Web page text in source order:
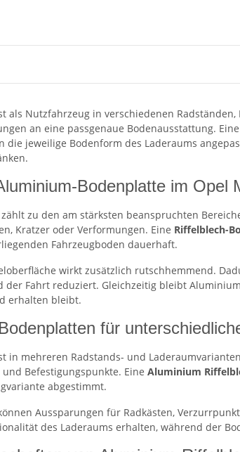
als Nutzfahrzeug in verschiedenen
an eine passgenaue Bodenausstattung. Eine
die jeweilige Bodenform des Laderaums
Bodenplatte im Opel
zu den am stärksten beanspruchten
Kratzer oder Verformungen. Eine Riffelblech-
Fahrzeugboden dauerhaft.
wirkt zusätzlich rutschhemmend.
der Fahrt reduziert. Gleichzeitig bleibt
erhalten bleibt.
für
in mehreren Radstands- und
Befestigungspunkte. Eine Aluminium
abgestimmt.
Aussparungen für Radkästen,
des Laderaums erhalten, während der